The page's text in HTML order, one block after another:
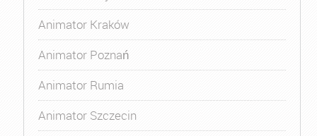
Animator Kraków
Animator Poznań
Animator Rumia
Animator Szczecin